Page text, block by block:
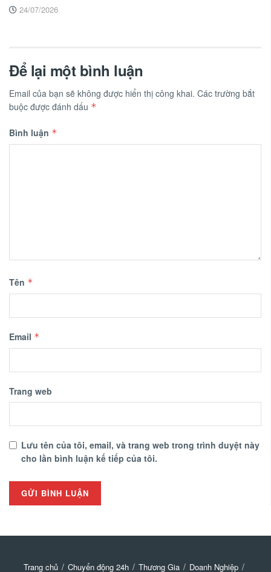
24/07/2026
Để lại một bình luận
Email của bạn sẽ không được hiển thị công khai. Các trường bắt
buộc được đánh dấu *
Bình luận *
Tên *
Email *
Trang web
Lưu tên của tôi, email, và trang web trong trình duyệt này
cho lần bình luận kế tiếp của tôi.
Trang chủ Chuyển động 24h Thương Gia Doanh Nghiệp